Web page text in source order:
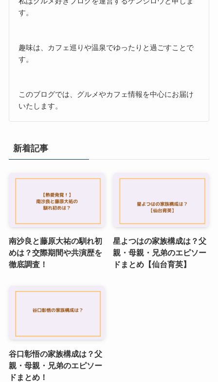
す。
趣味は、カフェ巡りや温泉でゆったりと過ごすことで
す。
このブログでは、グルメやカフェ情報を中心にお届け
いたします。
新着記事
南沙良と藤原大祐の馴れ初
めは？交際期間や共演歴を
徹底調査！
星よつはの家族構成は？父
親・母親・兄弟のエピソー
ドまとめ【仙台育英】
谷口彰悟の家族構成は？父
親・母親・兄弟のエピソー
ドまとめ！